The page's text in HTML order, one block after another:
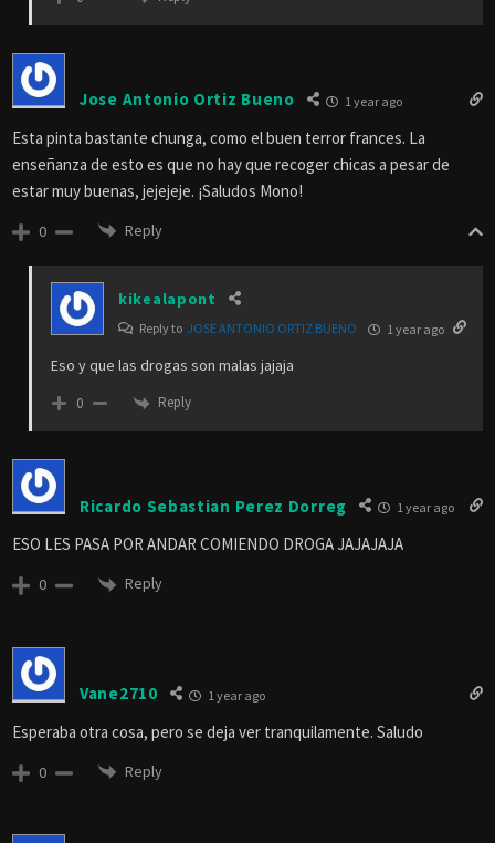
Jose Antonio Ortiz Bueno 1 year ago
Esta pinta bastante chunga, como el buen terror frances. La
enseñanza de esto es que no hay que recoger chicas a pesar de
estar muy buenas, jejejeje. ¡Saludos Mono!
0 Reply
kikealapont
Reply to JOSE ANTONIO ORTIZ BUENO 1 year ago
Eso y que las drogas son malas jajaja
0 Reply
Ricardo Sebastian Perez Dorreg 1 year ago
ESO LES PASA POR ANDAR COMIENDO DROGA JAJAJAJA
0 Reply
Vane2710 1 year ago
Esperaba otra cosa, pero se deja ver tranquilamente. Saludo
0 Reply